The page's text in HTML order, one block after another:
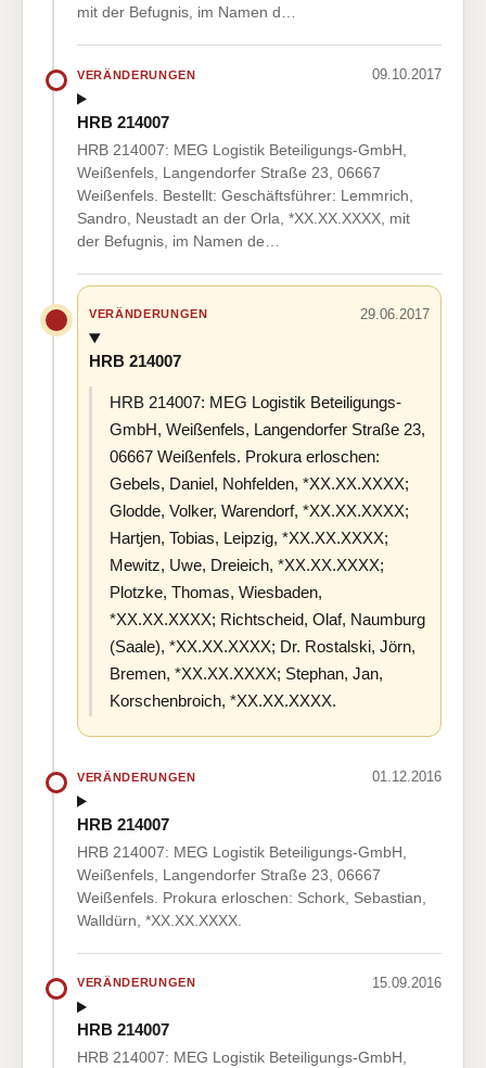
mit der Befugnis, im Namen d…
VERÄNDERUNGEN 09.10.2017
HRB 214007
HRB 214007: MEG Logistik Beteiligungs-GmbH,
Weißenfels, Langendorfer Straße 23, 06667
Weißenfels. Bestellt: Geschäftsführer: Lemmrich,
Sandro, Neustadt an der Orla, *XX.XX.XXXX, mit
der Befugnis, im Namen de…
VERÄNDERUNGEN 29.06.2017
HRB 214007
HRB 214007: MEG Logistik Beteiligungs-
GmbH, Weißenfels, Langendorfer Straße 23,
06667 Weißenfels. Prokura erloschen:
Gebels, Daniel, Nohfelden, *XX.XX.XXXX;
Glodde, Volker, Warendorf, *XX.XX.XXXX;
Hartjen, Tobias, Leipzig, *XX.XX.XXXX;
Mewitz, Uwe, Dreieich, *XX.XX.XXXX;
Plotzke, Thomas, Wiesbaden,
*XX.XX.XXXX; Richtscheid, Olaf, Naumburg
(Saale), *XX.XX.XXXX; Dr. Rostalski, Jörn,
Bremen, *XX.XX.XXXX; Stephan, Jan,
Korschenbroich, *XX.XX.XXXX.
VERÄNDERUNGEN 01.12.2016
HRB 214007
HRB 214007: MEG Logistik Beteiligungs-GmbH,
Weißenfels, Langendorfer Straße 23, 06667
Weißenfels. Prokura erloschen: Schork, Sebastian,
Walldürn, *XX.XX.XXXX.
VERÄNDERUNGEN 15.09.2016
HRB 214007
HRB 214007: MEG Logistik Beteiligungs-GmbH,